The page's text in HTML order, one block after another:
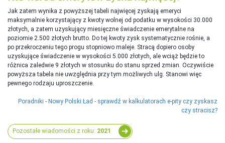
Jak zatem wynika z powyższej tabeli najwięcej zyskają emeryci
maksymalnie korzystający z kwoty wolnej od podatku w wysokości 30.000
złotych, a zatem uzyskujący miesięczne świadczenie emerytalne na
poziomie 2.500 złotych brutto. Do tej kwoty zysk systematycznie rośnie, a
po przekroczeniu tego progu stopniowo maleje. Stracą dopiero osoby
uzyskujące świadczenie w wysokości 5.000 złotych, ale wciąż będzie to
różnica zaledwie 9 złotych w stosunku do stanu sprzed zmian. Oczywiście
powyższa tabela nie uwzględnia przy tym możliwych ulg. Stanowi więc
pewnego rodzaju uproszczenie.
Poradniki - Nowy Polski Ład - sprawdź w kalkulatorach e-pity czy zyskasz
czy stracisz?
Pozostałe wiadomości z roku: 2021